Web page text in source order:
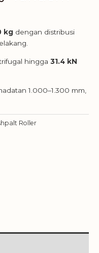
kg dengan distribusi
hingga31.4 kN
1.000–1.300 mm,
Roller